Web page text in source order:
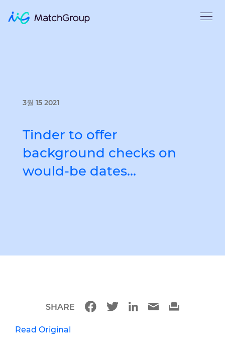
3월 15 2021
Tinder to offer
background checks on
would-be dates…
Read Original
SHARE